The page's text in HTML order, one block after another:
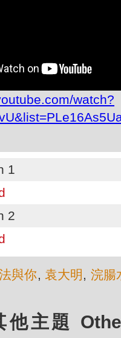
watch?
1
2
與你, 袁大明 , 浣腸
他主題